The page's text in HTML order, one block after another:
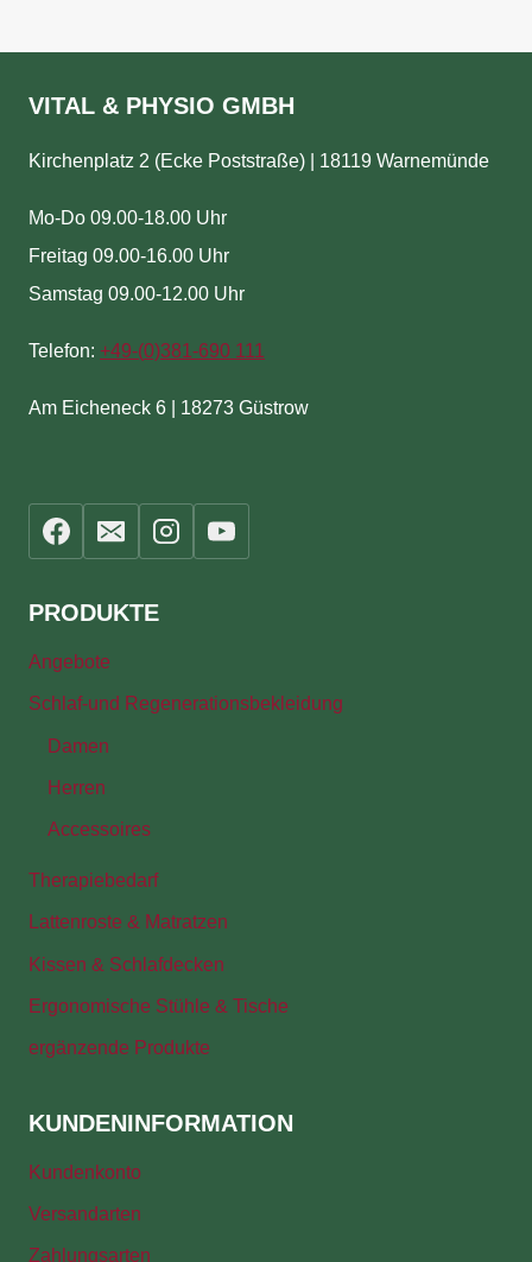
VITAL & PHYSIO GMBH
Kirchenplatz 2 (Ecke Poststraße) | 18119 Warnemünde
Mo-Do 09.00-18.00 Uhr
Freitag 09.00-16.00 Uhr
Samstag 09.00-12.00 Uhr
Telefon: +49-(0)381-690 111
Am Eicheneck 6 | 18273 Güstrow
PRODUKTE
Angebote
Schlaf-und Regenerationsbekleidung
Damen
Herren
Accessoires
Therapiebedarf
Lattenroste & Matratzen
Kissen & Schlafdecken
Ergonomische Stühle & Tische
ergänzende Produkte
KUNDENINFORMATION
Kundenkonto
Versandarten
Zahlungsarten